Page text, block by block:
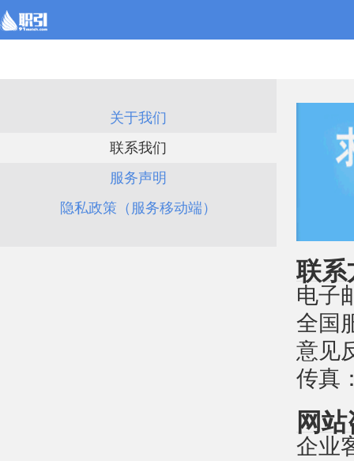
关于我们
联系我们
服务声明
隐私政策（服务移动端）
联系
电子
全国
意见
传真
网
企业